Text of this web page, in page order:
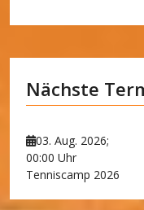
Nächste
03. Aug. 2026;
00:00 Uhr
Tenniscamp 2026